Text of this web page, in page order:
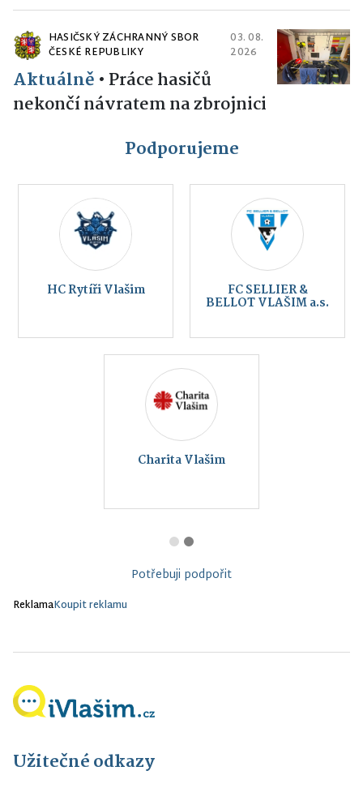
HASIČSKÝ ZÁCHRANNÝ SBOR
ČESKÉ REPUBLIKY
03. 08.
2026
Aktuálně • Práce hasičů
nekončí návratem na zbrojnici
Podporujeme
HC Rytíři Vlašim FC SELLIER &
BELLOT VLAŠIM a.s.
Charita Vlašim
Potřebuji podpořit
ReklamaKoupit reklamu
Užitečné odkazy